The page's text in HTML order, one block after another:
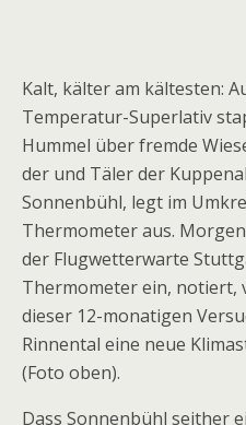
Kalt, kälter am kältesten:
Temperatur-Superlativ
Hummel über fremde
der und Täler der
Sonnenbühl, legt im
Thermometer aus.
der Flugwetterwarte
Thermometer ein, notiert,
dieser 12-monatigen
Rinnental eine neue
(Foto oben).
Dass Sonnenbühl seither